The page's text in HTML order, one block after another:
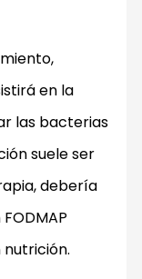
en la
las bacterias
suele ser
debería